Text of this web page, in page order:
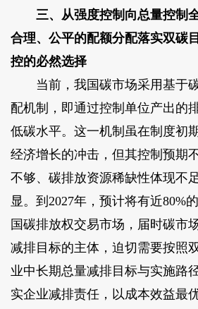
三、从强度控制向总量控制
合理、公平的配额分配落实双碳
控的必然选择
当前，我国碳市场采用基于
配机制，即通过控制单位产出的
低碳水平。这一机制虽在制度初
经济增长的冲击，但其控制预期
不够、碳排放资源稀缺性体现不
显。到2027年，预计将有近80%
国碳排放权交易市场，届时碳市
减排目标的主体，迫切需要按照
业中长期总量减排目标与实施路
实企业减排责任，以成本效益最